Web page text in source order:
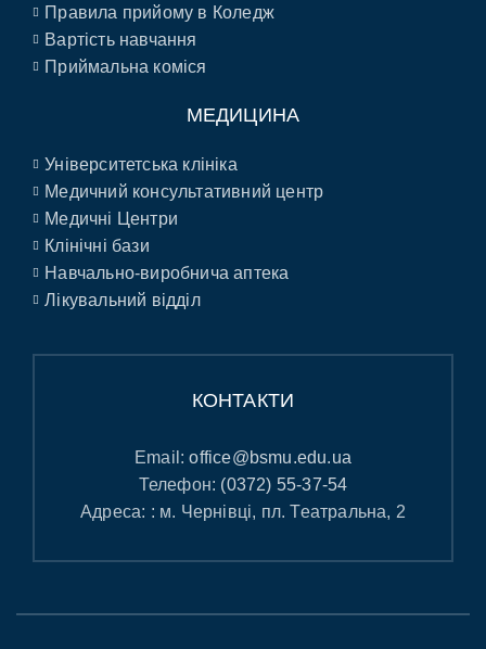
Правила прийому в Коледж
Вартість навчання
Приймальна коміся
МЕДИЦИНА
Університетська клініка
Медичний консультативний центр
Медичні Центри
Клінічні бази
Навчально-виробнича аптека
Лікувальний відділ
КОНТАКТИ
Email:office@bsmu.edu.ua
Телефон: (0372) 55-37-54
Адреса: : м. Чернівці, пл. Театральна, 2